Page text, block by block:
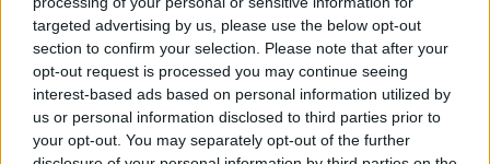
targeted advertising by us, please use the below opt-out
section to confirm your selection. Please note that after your
opt-out request is processed you may continue seeing
interest-based ads based on personal information utilized by
us or personal information disclosed to third parties prior to
your opt-out. You may separately opt-out of the further
Luetuimmat
PÄIVÄ VIIKKO KUUKAUSI
Maailman eniten matkustaneet valitsivat
suosikkikohteensa – yllättävä voittaja